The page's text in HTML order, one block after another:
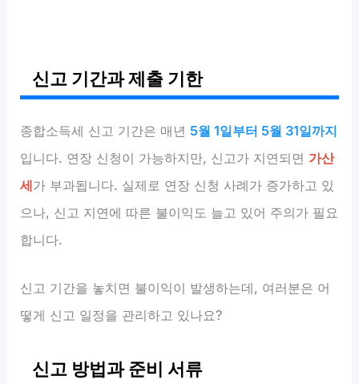
신고 기간과 제출 기한
종합소득세 신고 기간은 매년 5월 1일부터 5월 31일까지
입니다. 연장 신청이 가능하지만, 신고가 지연되면 가산
세가 부과됩니다. 실제로 연장 신청 사례가 증가하고 있
으나, 신고 지연에 따른 불이익도 늘고 있어 주의가 필요
합니다.
신고 기간을 놓치면 불이익이 발생하는데, 여러분은 어
떻게 신고 일정을 관리하고 있나요?
신고 방법과 준비 서류